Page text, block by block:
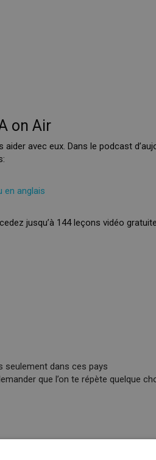
on Air
avec eux. Dans le podcast
en anglais
jusqu’à 144 leçons vidéo
seulement dans ces pays
que l’on te répète quelque